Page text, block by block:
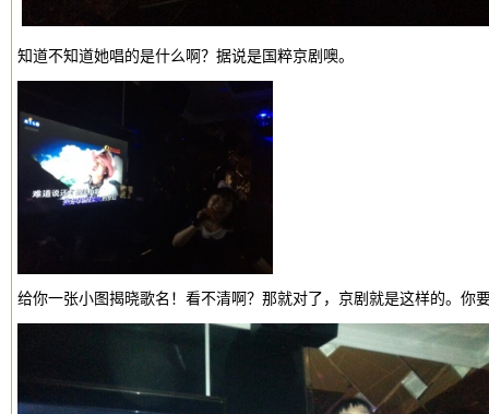
知道不知道她唱的是什么啊？据说是国粹京剧噢。
给你一张小图揭晓歌名！看不清啊？那就对了，京剧就是这样的。你